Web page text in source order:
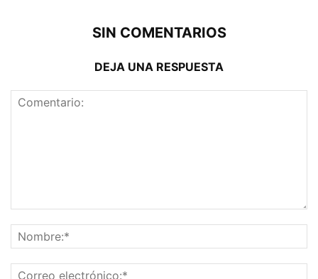
SIN COMENTARIOS
DEJA UNA RESPUESTA